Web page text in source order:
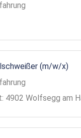
(m/w/x)
4902 Wolfsegg am